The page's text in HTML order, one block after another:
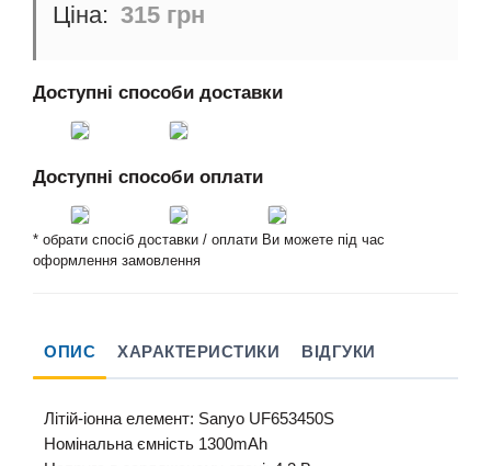
315 грн
Доступні способи доставки
Доступні способи оплати
* обрати спосіб доставки / оплати Ви можете під час
оформлення замовлення
ОПИС ХАРАКТЕРИСТИКИ ВІДГУКИ
Літій-іонна елемент: Sanyo UF653450S
Номінальна ємність 1300mAh